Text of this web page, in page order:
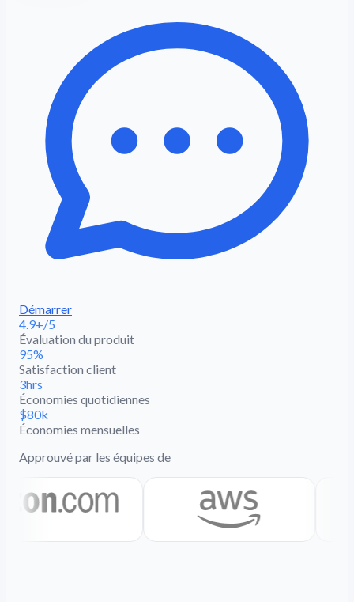
Démarrer
4.9+/5
Évaluation du produit
95%
Satisfaction client
3hrs
Économies quotidiennes
$80k
Économies mensuelles
Approuvé par les équipes de